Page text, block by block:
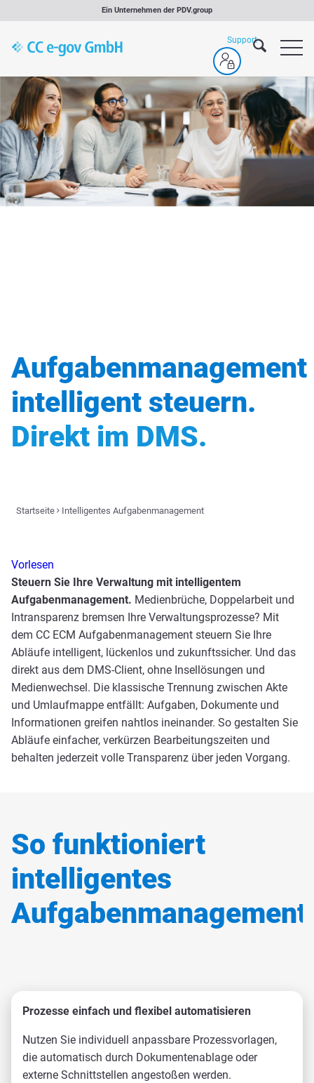
Inhalt
springen
Ein Unternehmen der PDV.group
Aufgabenmanagement
intelligent steuern.
Direkt im DMS.
Startseite Intelligentes Aufgabenmanagement
Vorlesen
Steuern Sie Ihre Verwaltung mit intelligentem
Aufgabenmanagement. Medienbrüche, Doppelarbeit und
Intransparenz bremsen Ihre Verwaltungsprozesse? Mit
dem CC ECM Aufgabenmanagement steuern Sie Ihre
Abläufe intelligent, lückenlos und zukunftssicher. Und das
direkt aus dem DMS-Client, ohne Insellösungen und
Medienwechsel. Die klassische Trennung zwischen Akte
und Umlaufmappe entfällt: Aufgaben, Dokumente und
Informationen greifen nahtlos ineinander. So gestalten Sie
Abläufe einfacher, verkürzen Bearbeitungszeiten und
behalten jederzeit volle Transparenz über jeden Vorgang.
So funktioniert
intelligentes
Aufgabenmanagement
Prozesse einfach und flexibel automatisieren
Nutzen Sie individuell anpassbare Prozessvorlagen,
die automatisch durch Dokumentenablage oder
externe Schnittstellen angestoßen werden.